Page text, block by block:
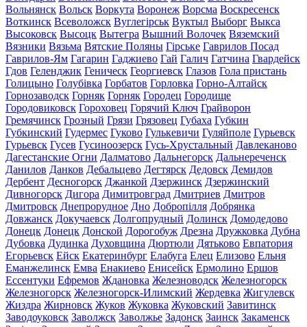
Вольнянск Вольск Воркута Воронеж Ворсма Воскресенск
Воткинск Всеволожск Вуглегірськ Вуктыл Выборг Выкса
Высоковск Высоцк Вытегра Вышний Волочек Вяземский
Вязники Вязьма Вятские Поляны Гірське Гаврилов Посад
Гаврилов-Ям Гагарин Гаджиево Гай Галич Гатчина Гвардейск
Гдов Геленджик Геническ Георгиевск Глазов Гола пристань
Голицыно Голубівка Горбатов Горловка Горно-Алтайск
Горнозаводск Горняк Горняк Городец Городище
Городовиковск Гороховец Горячий Ключ Грайворон
Гремячинск Грозный Грязи Грязовец Губаха Губкин
Губкинский Гудермес Гуково Гулькевичи Гуляйполе Гурьевск
Гурьевск Гусев Гусиноозерск Гусь-Хрустальный Давлеканово
Дагестанские Огни Далматово Дальнегорск Дальнереченск
Данилов Данков Дебальцево Дегтярск Дедовск Демидов
Дербент Десногорск Джанкой Дзержинск Дзержинский
Дивногорск Дигора Димитровград Дмитриев Дмитров
Дмитровск Днепрорудное Дно Добропілля Добрянка
Довжанск Докучаевск Долгопрудный Долинск Домодедово
Донецк Донецк Донской Дорогобуж Дрезна Дружковка Дубна
Дубовка Дудинка Духовщина Дюртюли Дятьково Евпатория
Егорьевск Ейск Екатеринбург Елабуга Елец Елизово Ельня
Еманжелинск Емва Енакиево Енисейск Ермолино Ершов
Ессентуки Ефремов Ждановка Железноводск Железногорск
Железногорск Железногорск-Илимский Жердевка Жигулевск
Жиздра Жирновск Жуков Жуковка Жуковский Завитинск
Заводоуковск Заволжск Заволжье Задонск Заинск Закаменск